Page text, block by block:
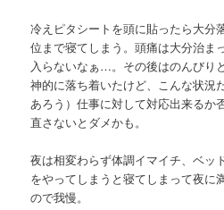
冷えピタシートを頭に貼ったら大分
位まで寝てしまう。頭痛は大分治ま
入らないなぁ…。その後はのんびり
神的に落ち着いたけど、こんな状況
あろう）仕事に対して対応出来るか
直さないとダメかも。
夜は相変わらず体調イマイチ、ベッ
をやってしまうと寝てしまって夜に
ので我慢。